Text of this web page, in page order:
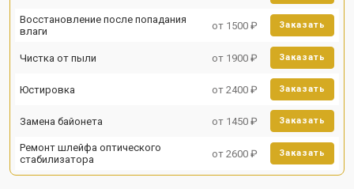
Восстановление после попадания
влаги
от 1500 ₽ Заказать
Чистка от пыли от 1900 ₽ Заказать
Юстировка от 2400 ₽ Заказать
Замена байонета от 1450 ₽ Заказать
Ремонт шлейфа оптического
стабилизатора
от 2600 ₽ Заказать